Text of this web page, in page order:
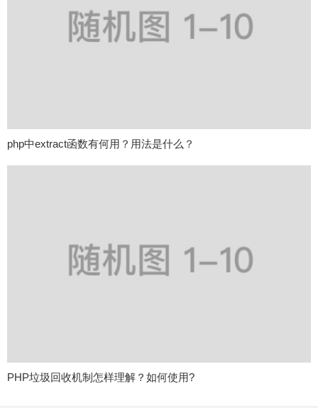
php中extract函数有何用？用法是什么？
PHP垃圾回收机制怎样理解？如何使用?